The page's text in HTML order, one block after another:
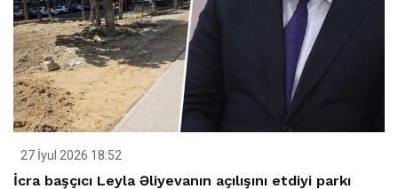
27 İyul 2026 18:52
İcra başçıcı Leyla Əliyevanın açılışını etdiyi parkı